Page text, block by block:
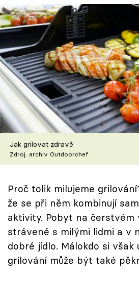
Témata
Recepty
Články
TV Program
Škola vaření
Recepty z TV
Speciál: Cuketa
Těhotnej kuchař
Sledujte prima+
Přihlášení
Jak grilovat zdravě
Zdroj: archiv Outdoorchef
Proč tolik milujeme
že se při něm kombinují
aktivity. Pobyt na čerstvém
strávené s milými lidmi a v
dobré jídlo. Málokdo si však
grilování může být také